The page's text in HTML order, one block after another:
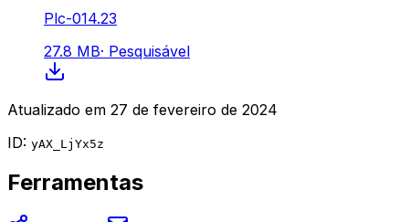
Plc-014.23
27.8 MB· Pesquisável
Atualizado em 27 de fevereiro de 2024
ID: yAX_LjYx5z
Ferramentas